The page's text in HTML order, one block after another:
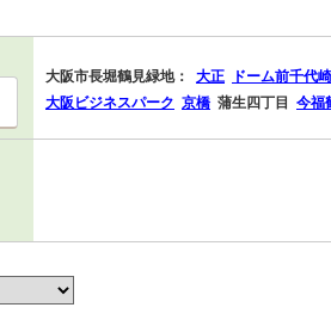
大阪市長堀鶴見緑地： 大正 ドーム前千代崎
大阪ビジネスパーク 京橋 蒲生四丁目 今福